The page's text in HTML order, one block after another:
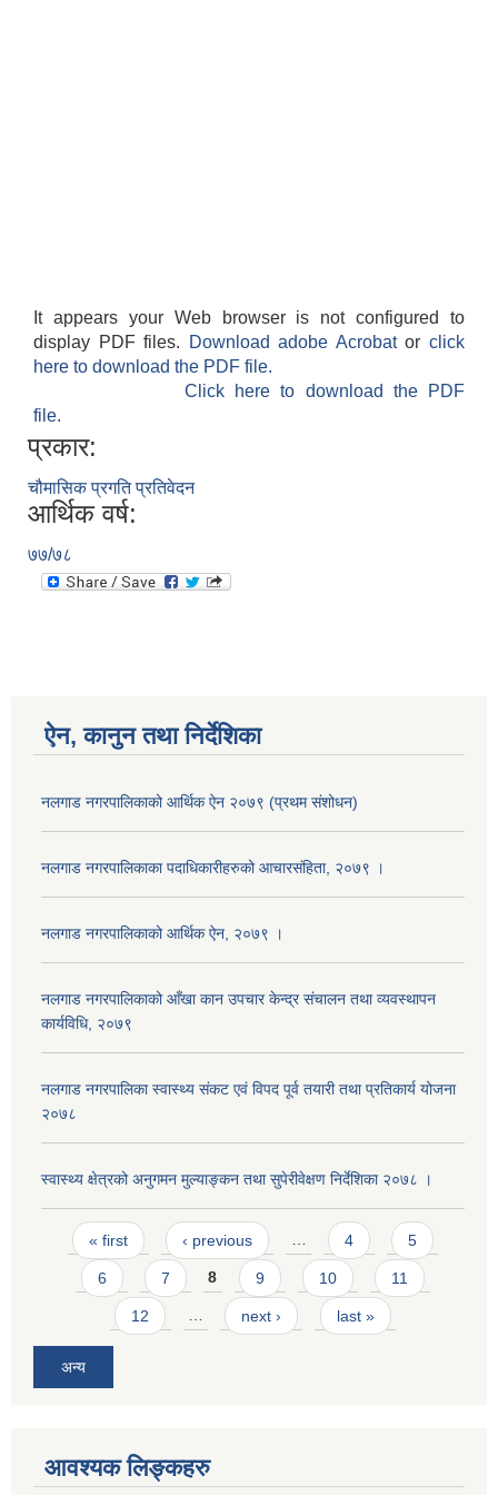
It appears your Web browser is not configured to
display PDF files.
Download adobe Acrobatorclick
here to download the PDF file.
Click here to download the PDF
file.
प्रकार:
चौमासिक प्रगति प्रतिवेदन
आर्थिक वर्ष:
७७/७८
ऐन, कानुन तथा निर्देशिका
नलगाड नगरपालिकाको आर्थिक ऐन २०७९ (प्रथम संशोधन)
नलगाड नगरपालिकाका पदाधिकारीहरुको आचारसंहिता, २०७९ ।
नलगाड नगरपालिकाको आर्थिक ऐन, २०७९ ।
नलगाड नगरपालिकाको आँखा कान उपचार केन्द्र संचालन तथा व्यवस्थापन
कार्यविधि, २०७९
नलगाड नगरपालिका स्वास्थ्य संकट एवं विपद पूर्व तयारी तथा प्रतिकार्य योजना
२०७८
स्वास्थ्य क्षेत्रको अनुगमन मुल्याङ्कन तथा सुपेरीवेक्षण निर्देशिका २०७८ ।
Pages
« first ‹ previous … 4 5
6 7 8 9 10 11
12 … next › last »
अन्य
आवश्यक लिङ्कहरु